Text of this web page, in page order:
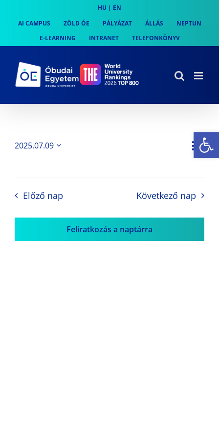
content
HU | EN
AI CAMPUS
ZÖLD ÓE PÁLYÁZAT ÁLLÁS
NEPTUN
E-LEARNING
INTRANET TELEFONKÖNYV
Nap
2025.07.09
Előző nap Következő nap
Feliratkozás a naptárra